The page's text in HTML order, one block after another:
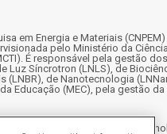
em Energia e Materiais (CNPEM)
pelo Ministério da
É responsável pela gestão dos
Luz Síncrotron (LNLS), de
(LNBR), de Nanotecnologia
Educação (MEC), pela gestão da
10.000 - Polo II de Alta